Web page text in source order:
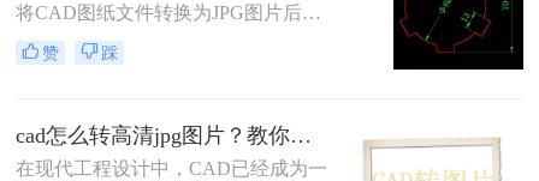
将CAD图纸文件转换为JPG图片后，
发送给客户或领导方便查看。其实将
CAD图纸文件导出图片的方法有很
图片。但通过这种方式得到的图片不
是高清的。
赞 踩
cad怎么转高清jpg图片？教你两个靠谱的方法！
在现代工程设计中，CAD已经成为一